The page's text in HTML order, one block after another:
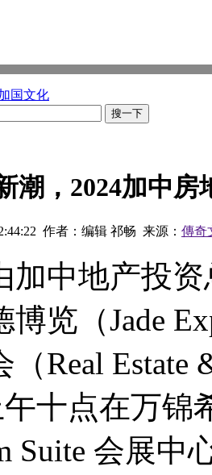
国文化
潮，2024加中
作者：编辑 祁畅 来源： 傳奇
加中地产投
博览（Jade
（Real Estate
十点在万锦
Suite 会展中